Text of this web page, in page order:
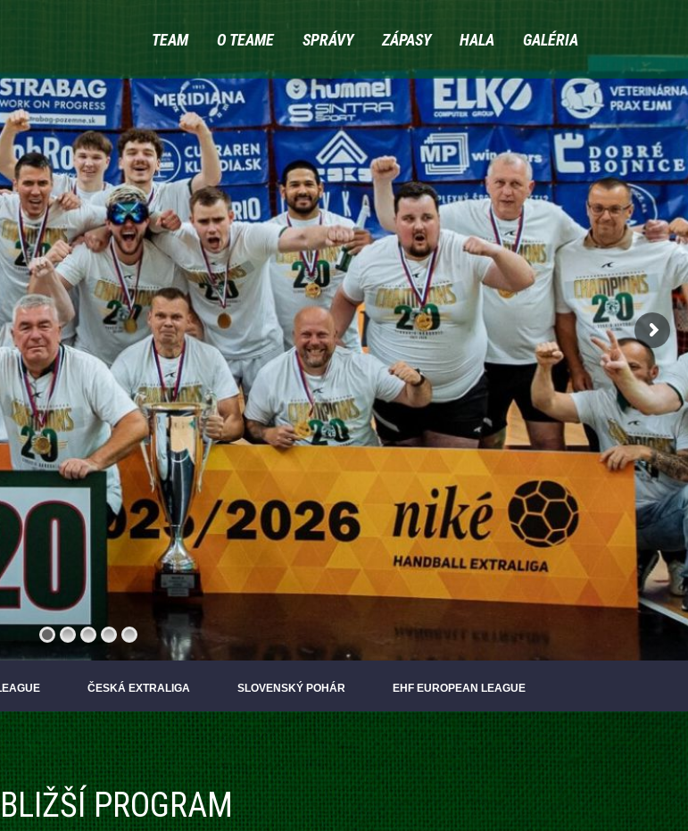
TEAM O TEAME SPRÁVY ZÁPASY HALA GALÉRIA
ČESKÁ EXTRALIGA SLOVENSKÝ POHÁR EHF EUROPEAN LEAGUE
PROGRAM